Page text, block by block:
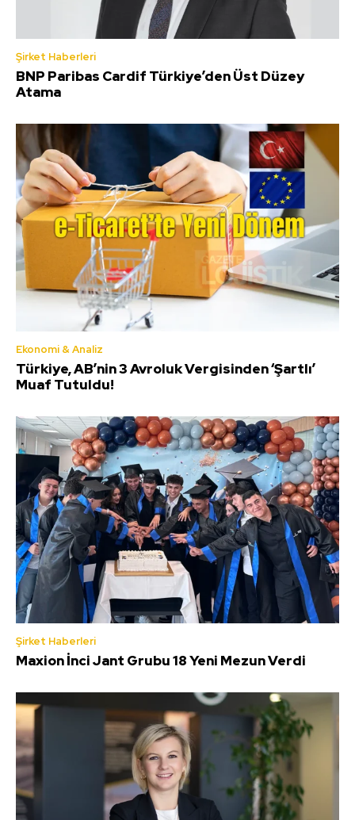
Şirket Haberleri
BNP Paribas Cardif Türkiye’den Üst Düzey
Atama
Ekonomi & Analiz
Türkiye, AB’nin 3 Avroluk Vergisinden ‘Şartlı’
Muaf Tutuldu!
Şirket Haberleri
Maxion İnci Jant Grubu 18 Yeni Mezun Verdi